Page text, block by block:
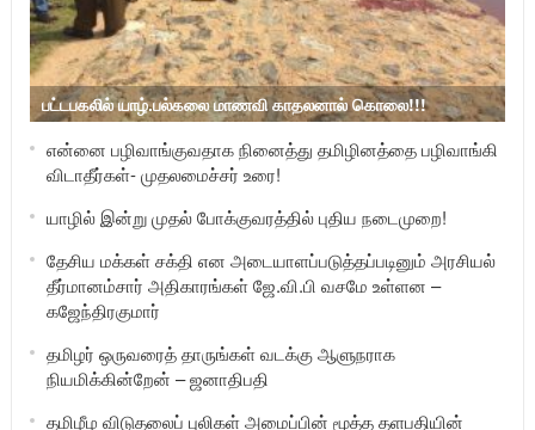
பட்டபகலில் யாழ்.பல்கலை மாணவி காதலனால் கொலை!!!
என்னை பழிவாங்குவதாக நினைத்து தமிழினத்தை பழிவாங்கி
விடாதீர்கள்- முதலமைச்சர் உரை!
யாழில் இன்று முதல் போக்குவரத்தில் புதிய நடைமுறை!
தேசிய மக்கள் சக்தி என அடையாளப்படுத்தப்படினும் அரசியல்
தீர்மானம்சார் அதிகாரங்கள் ஜே.வி.பி வசமே உள்ளன –
கஜேந்திரகுமார்
தமிழர் ஒருவரைத் தாருங்கள் வடக்கு ஆளுநராக
நியமிக்கின்றேன் – ஜனாதிபதி
தமிழீழ விடுதலைப் புலிகள் அமைப்பின் மூத்த தளபதியின்